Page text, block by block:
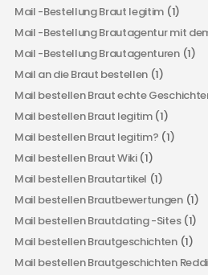
Mail -Bestellung Braut legitim (1)
Mail -Bestellung Brautagentur mit
Mail -Bestellung Brautagenturen(1)
Mail an die Braut bestellen (1)
Mail bestellen Braut echte
Mail bestellen Braut legitim(1)
Mail bestellen Braut legitim? (1)
Mail bestellen Braut Wiki(1)
Mail bestellen Brautartikel (1)
Mail bestellen Brautbewertungen(1)
Mail bestellen Brautdating -Sites(1)
Mail bestellen Brautgeschichten(1)
Mail bestellen Brautgeschichten